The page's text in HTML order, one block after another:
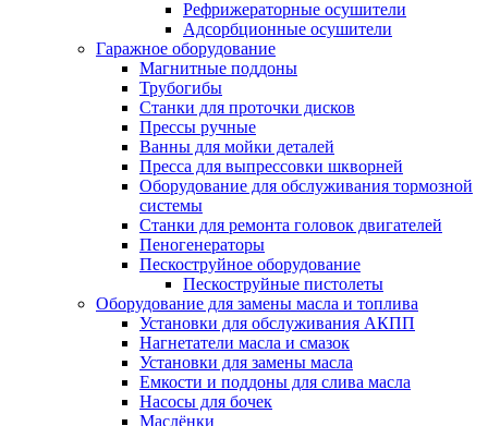
Рефрижераторные осушители
Адсорбционные осушители
Гаражное оборудование
Магнитные поддоны
Трубогибы
Станки для проточки дисков
Прессы ручные
Ванны для мойки деталей
Пресса для выпрессовки шкворней
Оборудование для обслуживания тормозной
системы
Станки для ремонта головок двигателей
Пеногенераторы
Пескоструйное оборудование
Пескоструйные пистолеты
Оборудование для замены масла и топлива
Установки для обслуживания АКПП
Нагнетатели масла и смазок
Установки для замены масла
Емкости и поддоны для слива масла
Насосы для бочек
Маслёнки